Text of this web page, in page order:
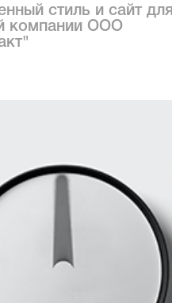
стиль и сайт для
компании ООО